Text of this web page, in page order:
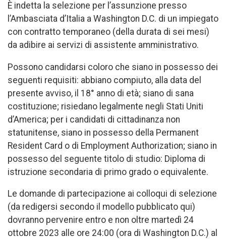
È indetta la selezione per l’assunzione presso
l’Ambasciata d’Italia a Washington D.C. di un impiegato
con contratto temporaneo (della durata di sei mesi)
da adibire ai servizi di assistente amministrativo.
Possono candidarsi coloro che siano in possesso dei
seguenti requisiti: abbiano compiuto, alla data del
presente avviso, il 18° anno di età; siano di sana
costituzione; risiedano legalmente negli Stati Uniti
d’America; per i candidati di cittadinanza non
statunitense, siano in possesso della Permanent
Resident Card o di Employment Authorization; siano in
possesso del seguente titolo di studio: Diploma di
istruzione secondaria di primo grado o equivalente.
Le domande di partecipazione ai colloqui di selezione
(da redigersi secondo il modello pubblicato qui)
dovranno pervenire entro e non oltre martedì 24
ottobre 2023 alle ore 24:00 (ora di Washington D.C.) al